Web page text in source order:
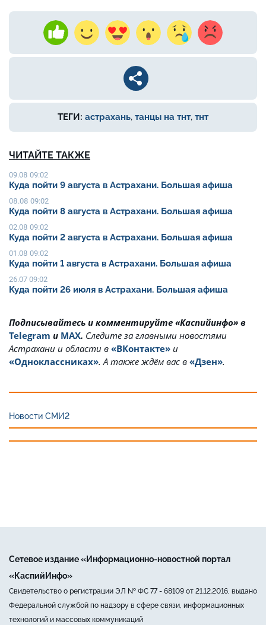
ТЕГИ: астрахань, танцы на тнт, тнт
ЧИТАЙТЕ ТАКЖЕ
09.08 09:02
Куда пойти 9 августа в Астрахани. Большая афиша
08.08 09:02
Куда пойти 8 августа в Астрахани. Большая афиша
02.08 09:02
Куда пойти 2 августа в Астрахани. Большая афиша
01.08 09:02
Куда пойти 1 августа в Астрахани. Большая афиша
26.07 09:02
Куда пойти 26 июля в Астрахани. Большая афиша
Подписывайтесь и комментируйте «Каспийинфо» в
Telegram и MAX. Cледите за главными новостями
Астрахани и области в «ВКонтакте» и
«Одноклассниках». А также ждём вас в «Дзен».
Новости СМИ2
Сетевое издание «Информационно-новостной портал
«КаспийИнфо»
Свидетельство о регистрации ЭЛ № ФС 77 - 68109 от 21.12.2016, выдано
Федеральной службой по надзору в сфере связи, информационных
технологий и массовых коммуникаций